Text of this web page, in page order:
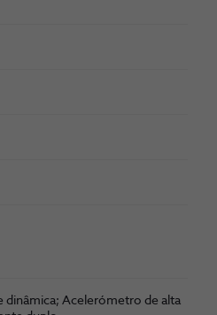
dinâmica; Acelerómetro de alta